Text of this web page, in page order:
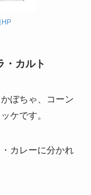
HP
・カルト
ぼちゃ、コーン
ケです。
カレーに分かれ